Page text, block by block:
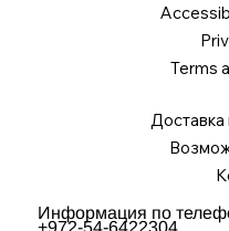
Terms
Доставка
Информация по
+972-54-6422304